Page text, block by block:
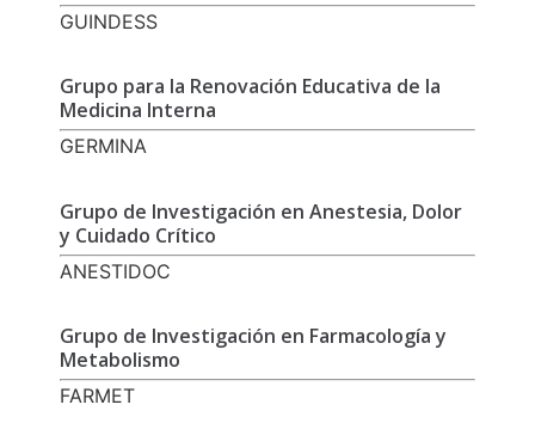
GUINDESS
Grupo para la Renovación Educativa de la
Medicina Interna
GERMINA
Grupo de Investigación en Anestesia, Dolor
y Cuidado Crítico
ANESTIDOC
Grupo de Investigación en Farmacología y
Metabolismo
FARMET